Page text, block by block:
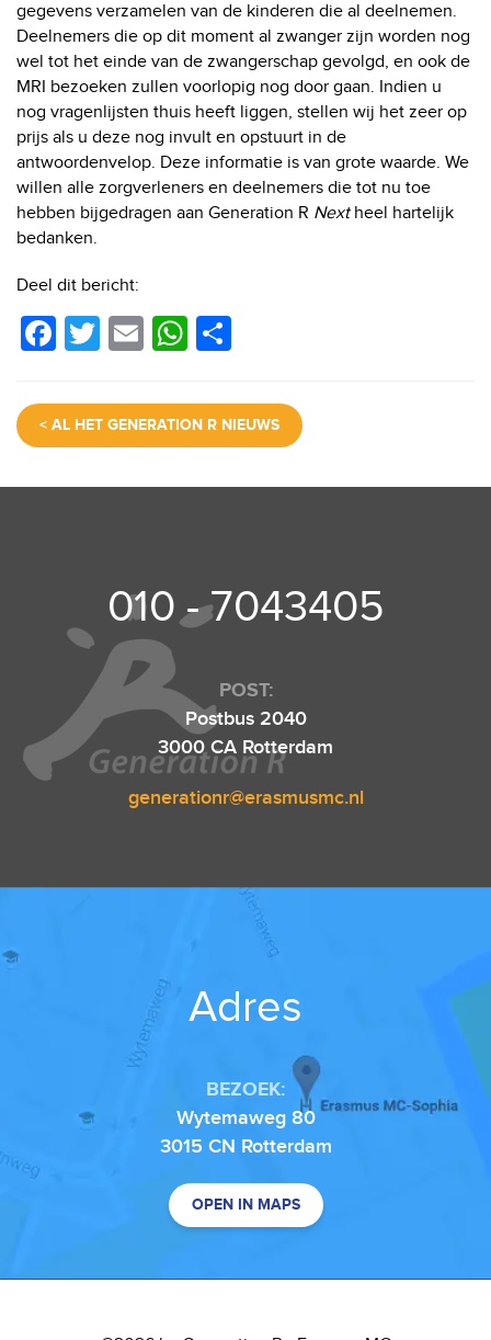
gegevens verzamelen van de kinderen die al deelnemen.
Deelnemers die op dit moment al zwanger zijn worden nog
wel tot het einde van de zwangerschap gevolgd, en ook de
MRI bezoeken zullen voorlopig nog door gaan. Indien u
nog vragenlijsten thuis heeft liggen, stellen wij het zeer op
prijs als u deze nog invult en opstuurt in de
antwoordenvelop. Deze informatie is van grote waarde. We
willen alle zorgverleners en deelnemers die tot nu toe
hebben bijgedragen aan Generation R Next heel hartelijk
bedanken.
Deel dit bericht:
F
c
e
T
tt
er
E
ail
W
at
s
e
n
< AL HET GENERATION R NIEUWS
010 - 7043405
POST:
Postbus 2040
3000 CA Rotterdam
generationr@erasmusmc.nl
Adres
BEZOEK:
Wytemaweg 80
3015 CN Rotterdam
OPEN IN MAPS